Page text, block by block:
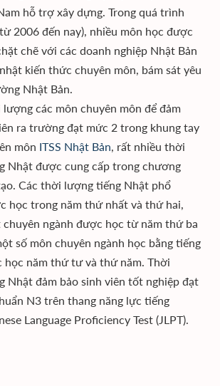
hỗ trợ xây dựng. Trong quá trình
2006 đến nay), nhiều môn học được
chẽ với các doanh nghiệp Nhật Bản
kiến thức chuyên môn, bám sát yêu
Nhật Bản.
các môn chuyên môn để đảm
ra trường đạt mức 2 trong khung tay
môn ITSS Nhật Bản, rất nhiều thời
Nhật được cung cấp trong chương
Các thời lượng tiếng Nhật phổ
học trong năm thứ nhất và thứ hai,
ngành được học từ năm thứ ba
số môn chuyên ngành học bằng tiếng
học năm thứ tư và thứ năm. Thời
Nhật đảm bảo sinh viên tốt nghiệp đạt
N3 trên thang năng lực tiếng
Language Proficiency Test (JLPT).